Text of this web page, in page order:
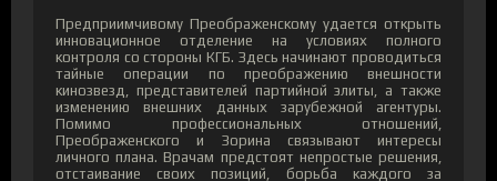
Предприимчивому Преображенскому удается открыть
инновационное отделение на условиях полного
контроля со стороны КГБ. Здесь начинают проводиться
тайные операции по преображению внешности
кинозвезд, представителей партийной элиты, а также
изменению внешних данных зарубежной агентуры.
Помимо профессиональных отношений,
Преображенского и Зорина связывают интересы
личного плана. Врачам предстоят непростые решения,
отстаивание своих позиций, борьба каждого за